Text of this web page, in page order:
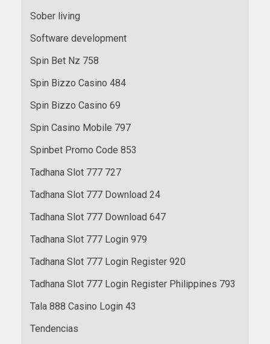
Sober living
Software development
Spin Bet Nz 758
Spin Bizzo Casino 484
Spin Bizzo Casino 69
Spin Casino Mobile 797
Spinbet Promo Code 853
Tadhana Slot 777 727
Tadhana Slot 777 Download 24
Tadhana Slot 777 Download 647
Tadhana Slot 777 Login 979
Tadhana Slot 777 Login Register 920
Tadhana Slot 777 Login Register Philippines 793
Tala 888 Casino Login 43
Tendencias